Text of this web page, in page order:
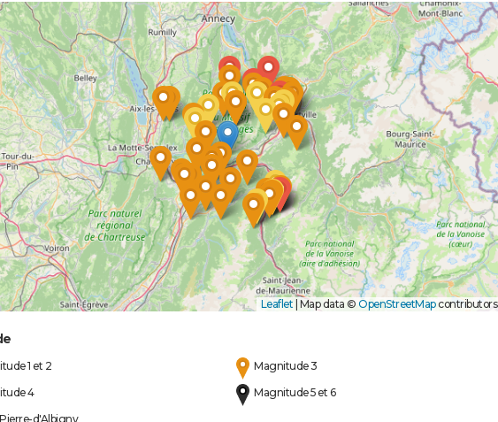
Leaflet Map data © OpenStreetMapcontributors
1 et 2
Magnitude 3
4
Magnitude 5 et 6
d'Albigny